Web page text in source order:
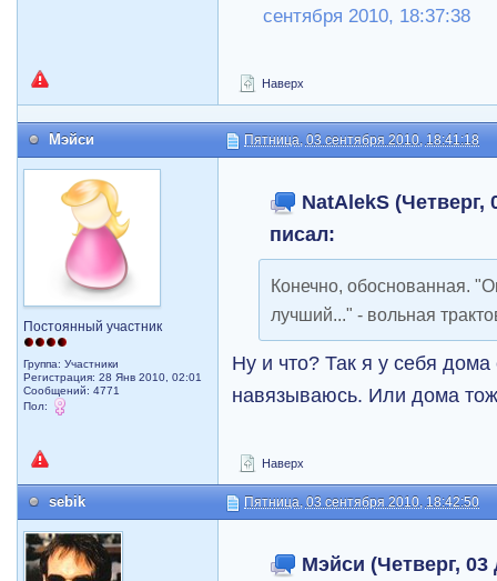
сентября 2010, 18:37:38
Наверх
Мэйси Пятница, 03 сентября 2010, 18:41:18
Постоянный участник
Группа: Участники
Регистрация: 28 Янв 2010, 02:01
Сообщений: 4771
Пол:
NatAlekS (Четверг,
писал:
Конечно, обоснованная.
лучший..." - вольная
Ну и что? Так я у себя
навязываюсь. Или дома
Наверх
sebik Пятница, 03 сентября 2010, 18:42:50
Мэйси (Четверг, 03